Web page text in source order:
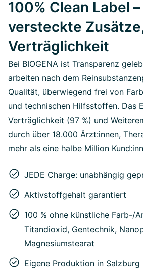
100% Clean Label
versteckte
Verträglichkeit
Bei BIOGENA ist Transparenz
arbeiten nach dem
Qualität, überwiegend frei von
und technischen Hilfsstoffen. Das
Verträglichkeit (97 %) und
durch über 18.000 Ärzt:innen,
mehr als eine halbe Million
JEDE Charge: unabhängig
Aktivstoffgehalt garantiert
100 % ohne künstliche Farb-/
Titandioxid, Gentechnik,
Magnesiumstearat
Eigene Produktion in Salzburg